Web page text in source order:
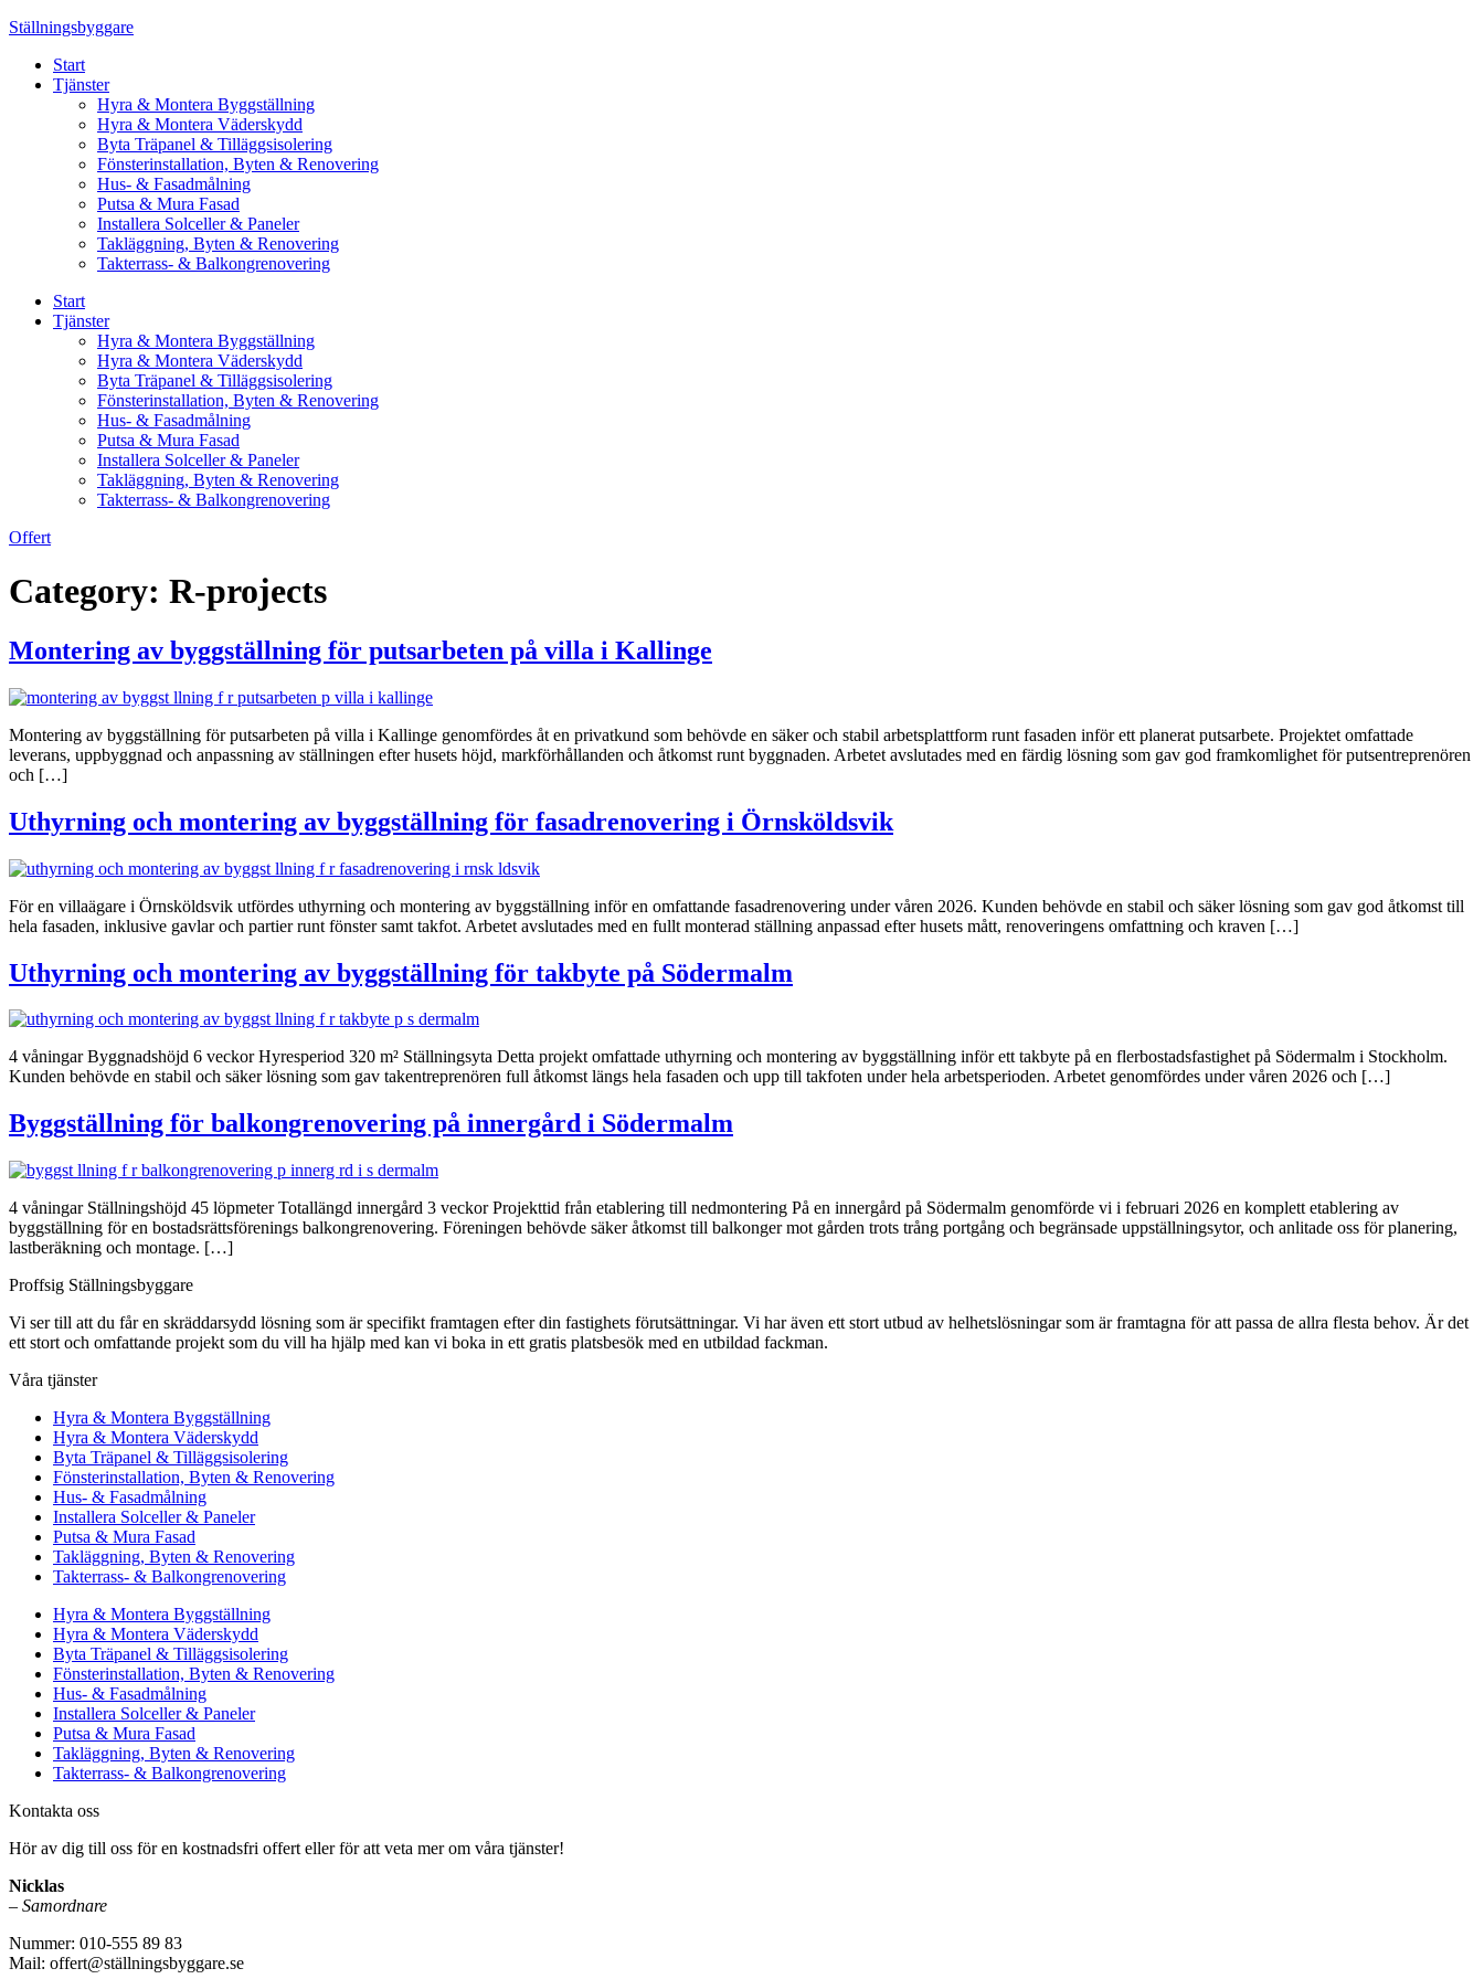
Skip
content
Ställningsbyggare
Start
Tjänster
Hyra & Montera Byggställning
Hyra & Montera Väderskydd
Byta Träpanel & Tilläggsisolering
Fönsterinstallation, Byten & Renovering
Hus- & Fasadmålning
Putsa & Mura Fasad
Installera Solceller & Paneler
Takläggning, Byten & Renovering
Takterrass- & Balkongrenovering
Start
Tjänster
Hyra & Montera Byggställning
Hyra & Montera Väderskydd
Byta Träpanel & Tilläggsisolering
Fönsterinstallation, Byten & Renovering
Hus- & Fasadmålning
Putsa & Mura Fasad
Installera Solceller & Paneler
Takläggning, Byten & Renovering
Takterrass- & Balkongrenovering
Offert
Category: R-projects
Montering av byggställning för putsarbeten på villa i Kallinge
Montering av byggställning för putsarbeten på villa i Kallinge genomfördes åt en privatkund som behövde en säker och stabil arbetsplattform runt fasaden inför ett planerat putsarbete. Projektet omfattade
leverans, uppbyggnad och anpassning av ställningen efter husets höjd, markförhållanden och åtkomst runt byggnaden. Arbetet avslutades med en färdig lösning som gav god framkomlighet för putsentreprenören
och […]
Uthyrning och montering av byggställning för fasadrenovering i Örnsköldsvik
För en villaägare i Örnsköldsvik utfördes uthyrning och montering av byggställning inför en omfattande fasadrenovering under våren 2026. Kunden behövde en stabil och säker lösning som gav god åtkomst till
hela fasaden, inklusive gavlar och partier runt fönster samt takfot. Arbetet avslutades med en fullt monterad ställning anpassad efter husets mått, renoveringens omfattning och kraven […]
Uthyrning och montering av byggställning för takbyte på Södermalm
4 våningar Byggnadshöjd 6 veckor Hyresperiod 320 m² Ställningsyta Detta projekt omfattade uthyrning och montering av byggställning inför ett takbyte på en flerbostadsfastighet på Södermalm i Stockholm.
Kunden behövde en stabil och säker lösning som gav takentreprenören full åtkomst längs hela fasaden och upp till takfoten under hela arbetsperioden. Arbetet genomfördes under våren 2026 och […]
Byggställning för balkongrenovering på innergård i Södermalm
4 våningar Ställningshöjd 45 löpmeter Totallängd innergård 3 veckor Projekttid från etablering till nedmontering På en innergård på Södermalm genomförde vi i februari 2026 en komplett etablering av
byggställning för en bostadsrättsförenings balkongrenovering. Föreningen behövde säker åtkomst till balkonger mot gården trots trång portgång och begränsade uppställningsytor, och anlitade oss för planering,
lastberäkning och montage. […]
Proffsig Ställningsbyggare
Vi ser till att du får en skräddarsydd lösning som är specifikt framtagen efter din fastighets förutsättningar. Vi har även ett stort utbud av helhetslösningar som är framtagna för att passa de allra flesta behov. Är det
ett stort och omfattande projekt som du vill ha hjälp med kan vi boka in ett gratis platsbesök med en utbildad fackman.
Våra tjänster
Hyra & Montera Byggställning
Hyra & Montera Väderskydd
Byta Träpanel & Tilläggsisolering
Fönsterinstallation, Byten & Renovering
Hus- & Fasadmålning
Installera Solceller & Paneler
Putsa & Mura Fasad
Takläggning, Byten & Renovering
Takterrass- & Balkongrenovering
Hyra & Montera Byggställning
Hyra & Montera Väderskydd
Byta Träpanel & Tilläggsisolering
Fönsterinstallation, Byten & Renovering
Hus- & Fasadmålning
Installera Solceller & Paneler
Putsa & Mura Fasad
Takläggning, Byten & Renovering
Takterrass- & Balkongrenovering
Kontakta oss
Hör av dig till oss för en kostnadsfri offert eller för att veta mer om våra tjänster!
Nicklas
– Samordnare
Nummer: 010-555 89 83
Mail: offert@ställningsbyggare.se